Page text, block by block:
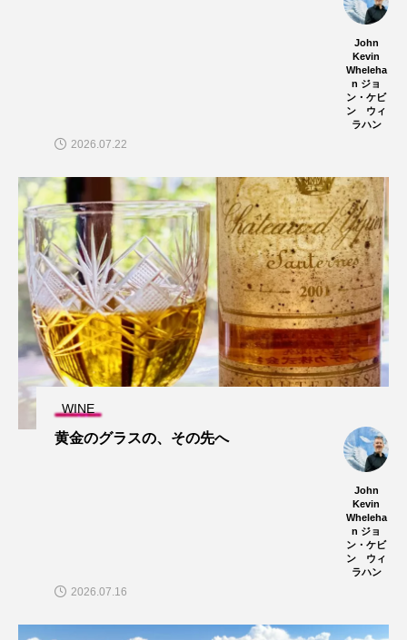
John
Kevin
Wheleha
n ジョ
ン・ケビ
ン ウィ
ラハン
2026.07.22
WINE
黄金のグラスの、その先へ
John
Kevin
Wheleha
n ジョ
ン・ケビ
ン ウィ
ラハン
2026.07.16